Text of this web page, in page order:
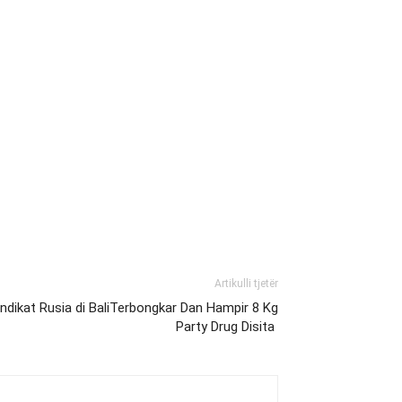
Artikulli tjetër
Rusia di BaliTerbongkar Dan Hampir 8 Kg
Party Drug Disita